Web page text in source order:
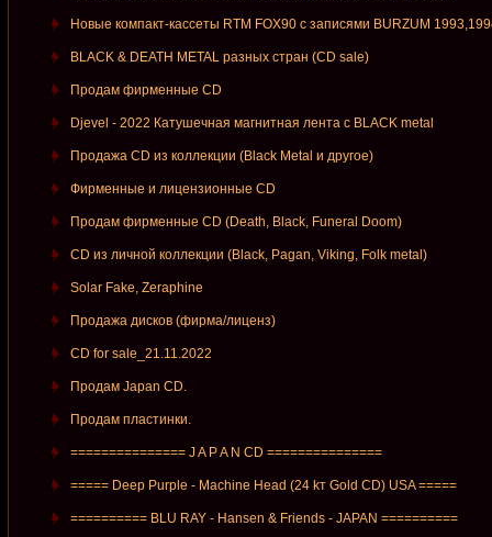
Новые компакт-кассеты RTM FOX90 c записями BURZUM
BLACK & DEATH METAL разных стран (CD sale)
Продам фирменные СD
Djevel - 2022 Катушечная магнитная лента с BLACK metal
Продажа CD из коллекции (Black Metal и другое)
Фирменные и лицензионные CD
Продам фирменные CD (Death, Black, Funeral Doom)
CD из личной коллекции (Black, Pagan, Viking, Folk metal)
Solar Fake, Zeraphine
Продажа дисков (фирма/лиценз)
CD for sale_21.11.2022
Продам Japan CD.
Продам пластинки.
=============== J A P A N CD ===============
===== Deep Purple - Machine Head (24 kт Gold CD) USA =====
========== BLU RAY - Hansen & Friends - JAPAN ==========